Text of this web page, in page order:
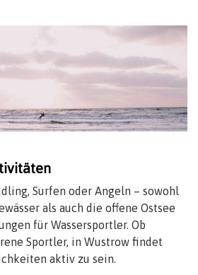
Surfen oder Angeln – sowohl
als auch die offene Ostsee
für Wassersportler. Ob
Sportler, in Wustrow findet
aktiv zu sein.